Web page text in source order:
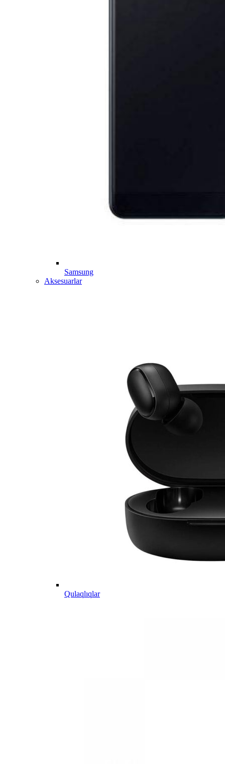
Samsung
Aksesuarlar
Qulaqlıqlar